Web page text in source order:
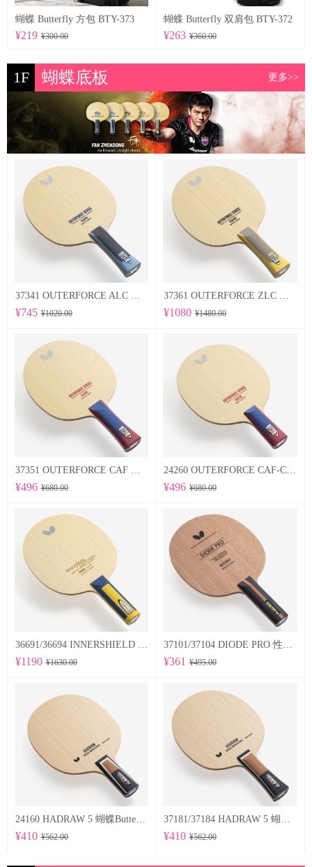
蝴蝶 Butterfly 方包 BTY-373
¥219 ¥300.00
蝴蝶 Butterfly 双肩包 BTY-372
¥263 ¥360.00
1F 蝴蝶底板 更多>>
¥745 ¥1020.00 ¥1080 ¥1480.00
¥496 ¥680.00
24260 OUTERFORCE CAF-CS 蝴蝶Butterfly 专业底板
¥496 ¥680.00
¥1190 ¥1630.00 ¥361 ¥495.00
24160 HADRAW 5 蝴蝶Butterfly 专业底板
¥410 ¥562.00 ¥410 ¥562.00